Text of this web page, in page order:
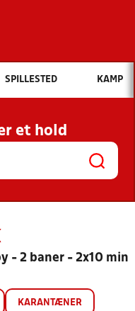
Hvad vil du søge efter?
OG NYHEDER
KLUBBER OG
SPILLESTED KAMP
et hold
- 2 baner - 2x10 min
KARANTÆNER